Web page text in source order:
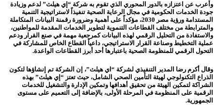
وأعرب عن اعتزازه بالدور المحوري الذي تقوم به شركة “إي هيلث” لدعم وزيادة
جودة الخدمات الحكومية في مجال الرعاية الصحية تنفيذاً لاستراتيجية التنمية
المستدامة ورؤية مصر 2030، مؤكداً على أهمية وضرورة رقمنة البيانات المتكاملة
والمترابطة من مختلف القطاعات التنموية لتطوير الخدمات المقدمة للمواطنين،
والاستفادة من التحليل الرقمي لهذه البيانات كمرجعية مهمة في صنع القرار ودعم
عملية التخطيط وصناعة القرار الاستراتيجي، داعياً القطاع الخاص للمشاركة في
التحول الرقمي للمنظومة الصحية باعتبارها أحد أبرز القطاعات الواعدة.
وقال أكرم رضا المدير التنفيذي لشركة “اي هيلث”، إن الشركة تم إنشاؤها لتكون
الذراع التكنولوجي لهيئة التأمين الصحي الشامل، حيث تعتز “إي هيلث” بهذه
الشراكة لتمكين الهيئة من تحقيق أهدافها وتمكين الإدارة والتشغيل للخدمات
الرقمية على المنظومة في المرحلة الأولى، بالإضافة إلى التعميم على مستوى
الجمهورية.